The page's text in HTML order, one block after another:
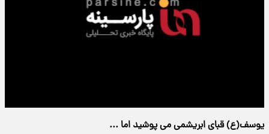
یوسف(ع) قبای ابریشمی می پوشید اما ...